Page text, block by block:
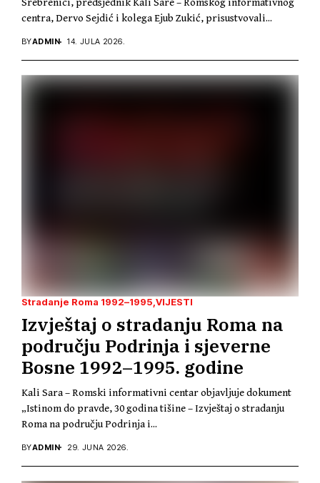
Srebrenici, predsjednik Kali Sare – Romskog informativnog
centra, Dervo Sejdić i kolega Ejub Zukić, prisustvovali...
BYADMIN 14. JULA 2026.
Stradanje Roma 1992–1995 VIJESTI
Izvještaj o stradanju Roma na
području Podrinja i sjeverne
Bosne 1992–1995. godine
Kali Sara – Romski informativni centar objavljuje dokument
„Istinom do pravde, 30 godina tišine – Izvještaj o stradanju
Roma na području Podrinja i...
BYADMIN 29. JUNA 2026.